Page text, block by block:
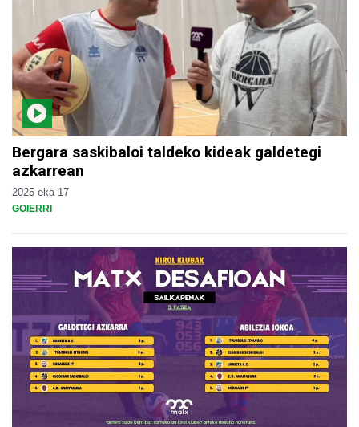
Bergara saskibaloi taldeko kideak galdetegi
azkarrean
2025 eka 17
GOIERRI